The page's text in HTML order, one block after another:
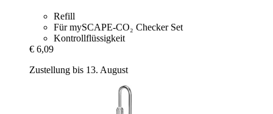
Refill
Für mySCAPE-CO₂ Checker Set
Kontrollflüssigkeit
€ 6,09
Zustellung bis 13. August